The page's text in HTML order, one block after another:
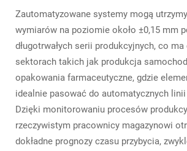
Zautomatyzowane systemy mogą
wymiarów na poziomie około ±0,15 mm
długotrwałych serii produkcyjnych, co
sektorach takich jak produkcja
opakowania farmaceutyczne, gdzie
idealnie pasować do automatycznych
Dzięki monitorowaniu procesów
rzeczywistym pracownicy magazynowi
dokładne prognozy czasu przybycia,